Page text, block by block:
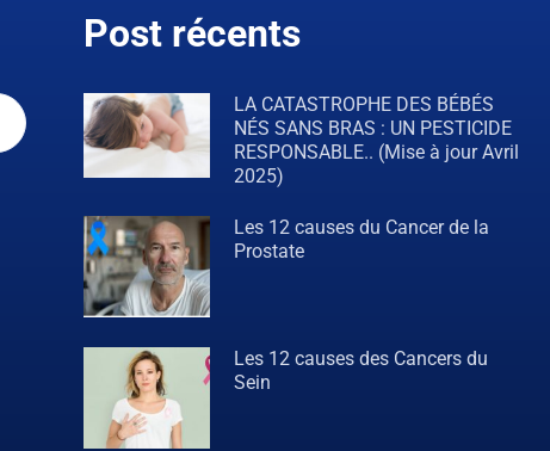
Post récents
LA CATASTROPHE DES BÉBÉS
NÉS SANS BRAS : UN PESTICIDE
RESPONSABLE.. (Mise à jour Avril
2025)
Les 12 causes du Cancer de la
Prostate
Les 12 causes des Cancers du
Sein